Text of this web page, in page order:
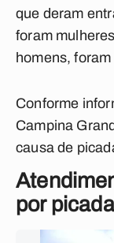
que deram
foram
homens,
Conforme
Campina
causa de
por